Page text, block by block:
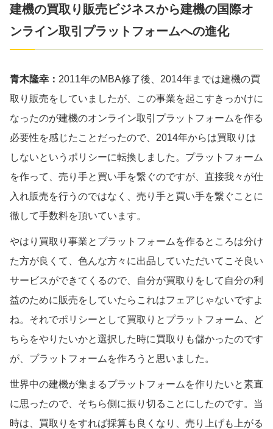
建機の買取り販売ビジネスから建機の国際オ
ンライン取引プラットフォームへの進化
青木隆幸： 2011年のMBA修了後、2014年までは建機の買
取り販売をしていましたが、この事業を起こすきっかけに
なったのが建機のオンライン取引プラットフォームを作る
必要性を感じたことだったので、2014年からは買取りは
しないというポリシーに転換しました。プラットフォーム
を作って、売り手と買い手を繋ぐのですが、直接我々が仕
入れ販売を行うのではなく、売り手と買い手を繋ぐことに
徹して手数料を頂いています。
やはり買取り事業とプラットフォームを作るところは分け
た方が良くて、色んな方々に出品していただいてこそ良い
サービスができてくるので、自分が買取りをして自分の利
益のために販売をしていたらこれはフェアじゃないですよ
ね。それでポリシーとして買取りとプラットフォーム、ど
ちらをやりたいかと選択した時に買取りも儲かったのです
が、プラットフォームを作ろうと思いました。
世界中の建機が集まるプラットフォームを作りたいと素直
に思ったので、そちら側に振り切ることにしたのです。当
時は、買取りをすれば採算も良くなり、売り上げも上がる